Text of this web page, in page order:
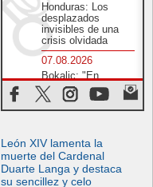
Honduras: Los
desplazados
invisibles de una
crisis olvidada
07.08.2026
Bokalic: "En
Argentina el Papa
León señalará el
compromiso del
07.08.2026
La matanza de
niños en Gaza no
cesa: 300 muertos
León XIV lamenta la
muerte del Cardenal
Duarte Langa y destaca
su sencillez y celo